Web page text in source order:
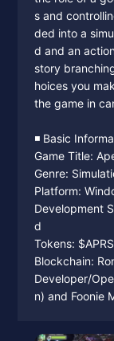
s and
ded into a
d and an
story
hoices you
the game in
◾️ Basic
Game Title:
Genre:
Platform:
Development
d
Tokens:
Blockchain:
Developer/
n) and Foonie